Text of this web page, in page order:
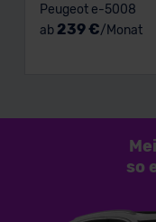
Peugeot e-5008
ab 239 €/Monat
so